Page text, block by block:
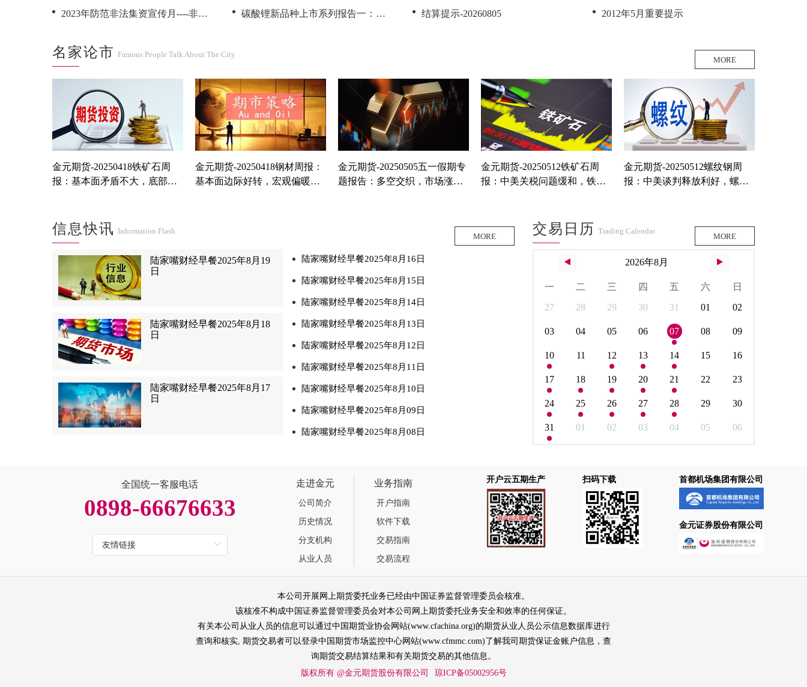
2023年防范非法集资宣传月----非法集资如何认定
碳酸锂新品种上市系列报告一：碳酸锂期货期权介绍--金元期货
结算提示-20260805
2012年5月重要提示
名家论市 Famous People Talk About The City
MORE
金元期货-20250418铁矿石周
报：基本面矛盾不大，底部有
金元期货-20250418钢材周报：
基本面边际好转，宏观偏暖下
金元期货-20250505五一假期专
题报告：多空交织，市场涨跌
金元期货-20250512铁矿石周
报：中美关税问题缓和，铁矿
金元期货-20250512螺纹钢周
报：中美谈判释放利好，螺纹
信息快讯 Information Flash
MORE
陆家嘴财经早餐2025年8月19
日
陆家嘴财经早餐2025年8月18
日
陆家嘴财经早餐2025年8月17
日
陆家嘴财经早餐2025年8月16日
陆家嘴财经早餐2025年8月15日
陆家嘴财经早餐2025年8月14日
陆家嘴财经早餐2025年8月13日
陆家嘴财经早餐2025年8月12日
陆家嘴财经早餐2025年8月11日
陆家嘴财经早餐2025年8月10日
陆家嘴财经早餐2025年8月09日
陆家嘴财经早餐2025年8月08日
交易日历 Trading Calendar
MORE
2026年8月
一 二 三 四 五 六
日
27
28 29 30 31 01 02
03 04 05 06 07 08 09
10 11 12 13 14 15 16
17 18 19 20 21 22 23
24 25 26 27 28 29 30
31 01 02 03 04 05 06
全国统一客服电话
0898-66676633
走进金元
公司简介
历史情况
分支机构
从业人员
业务指南
开户指南
软件下载
交易指南
交易流程
开户云五期生产 扫码下载 首都机场集团有限公司
金元证券股份有限公司
本公司开展网上期货委托业务已经由中国证券监督管理委员会核准。
该核准不构成中国证券监督管理委员会对本公司网上期货委托业务安全和效率的任何保证。
有关本公司从业人员的信息可以通过中国期货业协会网站(www.cfachina.org)的期货从业人员公示信息数据库进行
查询和核实, 期货交易者可以登录中国期货市场监控中心网站(www.cfmmc.com)了解我司期货保证金账户信息，查
询期货交易结算结果和有关期货交易的其他信息。
版权所有 @金元期货股份有限公司
琼ICP备05002956号